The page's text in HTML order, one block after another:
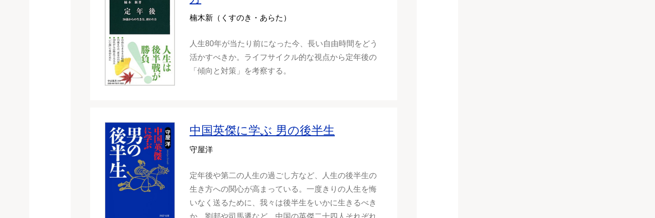
楠木新（くすのき・あらた）
人生80年が当たり前になった今、長い自由時間をどう
活かすべきか。ライフサイクル的な視点から定年後の
「傾向と対策」を考察する。
中国英傑に学ぶ 男の後半生
守屋洋
定年後や第二の人生の過ごし方など、人生の後半生の
生き方への関心が高まっている。一度きりの人生を悔
いなく送るために、我々は後半生をいかに生きるべき